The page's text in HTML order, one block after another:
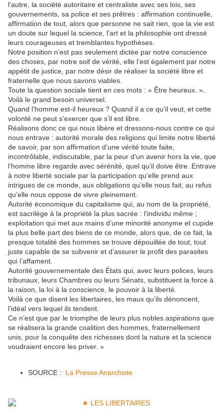
l’autre, la société autoritaire et centraliste avec ses lois, ses
gouvernements, sa police et ses prêtres : affirmation continuelle,
affirmation de tout, alors que personne ne sait rien, que la vie est
un doute sur lequel la science, l’art et la philosophie ont dressé
leurs courageuses et tremblantes hypothèses.
Notre position n’est pas seulement dictée par notre conscience
des choses, par notre soif de vérité, elle l’est également par notre
appétit de justice, par notre désir de réaliser la société libre et
fraternelle que nous savons viables.
Toute la question sociale tient en ces mots : « Être heureux. ».
Voilà le grand besoin universel.
Quand l’homme est-il heureux ? Quand il a ce qu’il veut, et cette
volonté ne peut s’exercer que s’il est libre.
Réalisons donc ce qui nous libère et dressons-nous contre ce qui
nous entrave : autorité morale des religions qui limite notre liberté
de savoir, par son affirmation d’une vérité toute faite,
incontrôlable, indiscutable, par la peur d’un avenir hors la vie, que
l’homme libre regarde avec sérénité, quel qu’il doive être. Entrave
à notre liberté sociale par la participation qu’elle prend aux
intrigues de ce monde, aux obligations qu’elle nous fait, au refus
qu’elle nous oppose de vivre pleinement.
Autorité économique du capitalisme qui, au nom de la propriété,
est sacrilège à la propriété la plus sacrée : l’individu même ;
exploitation qui met aux mains d’une minorité anonyme et cupide
la plus belle part des biens de ce monde, alors que, de ce fait, la
presque totalité des hommes se trouve dépouillée de tout, tout
juste capable de se subvenir et d’assurer le profit des parasites
qui l’affament.
Autorité gouvernementale des États qui, avec leurs polices, leurs
tribunaux, leurs Chambres ou leurs Sénats, substituent la force à
la raison, la loi à la conscience, le pouvoir à la liberté.
Voilà ce que disent les libertaires, les maux qu’ils dénoncent,
l’idéal vers lequel ils tendent.
Ce n’est que par le triomphe de leurs plus nobles aspirations que
se réalisera la grande coalition des hommes, fraternellement
unis, pour la conquête des richesses dont la nature et la science
voudraient encore les priver. »
SOURCE : La Presse Anarchiste